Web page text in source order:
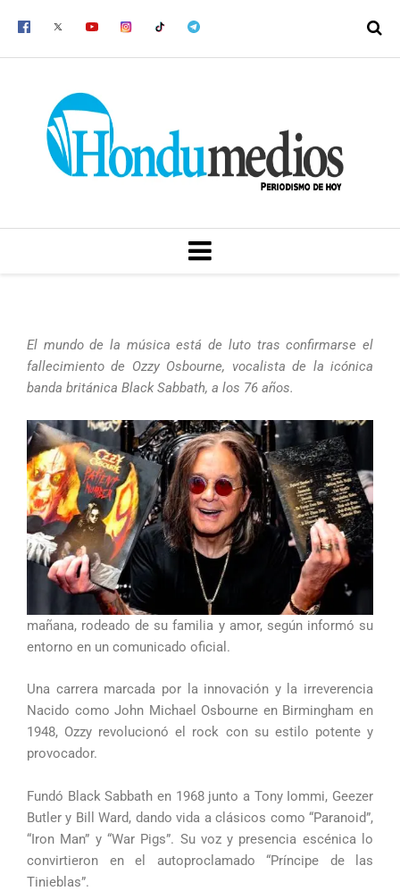
MENU
El mundo de la música está de luto tras confirmarse el
fallecimiento de Ozzy Osbourne, vocalista de la icónica
banda británica Black Sabbath, a los 76 años.
mañana, rodeado de su familia y amor, según informó su
entorno en un comunicado oficial.
Una carrera marcada por la innovación y la irreverencia
Nacido como John Michael Osbourne en Birmingham en
1948, Ozzy revolucionó el rock con su estilo potente y
provocador.
Fundó Black Sabbath en 1968 junto a Tony Iommi, Geezer
Butler y Bill Ward, dando vida a clásicos como “Paranoid”,
“Iron Man” y “War Pigs”. Su voz y presencia escénica lo
convirtieron en el autoproclamado “Príncipe de las
Tinieblas”.